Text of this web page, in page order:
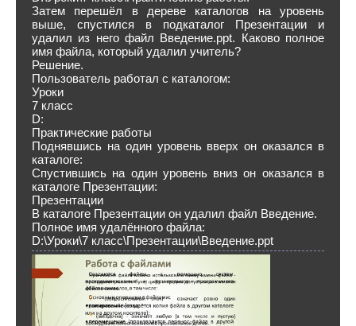
Затем перешёл в дереве каталогов на уровень
выше, спустился в подкаталог Презентации и
удалил из него файл Введение.ppt. Каково полное
имя файла, который удалил учитель?
Решение.
Пользователь работал с каталогом:
Уроки
7 класс
D:
Практические работы
Поднявшись на один уровень вверх он оказался в
каталоге:
Спустившись на один уровень вниз он оказался в
каталоге Презентации:
Презентации
В каталоге Презентации он удалил файл Введение.
Полное имя удалённого файла:
D:\Уроки\7 класс\Презентации\Введение.ppt